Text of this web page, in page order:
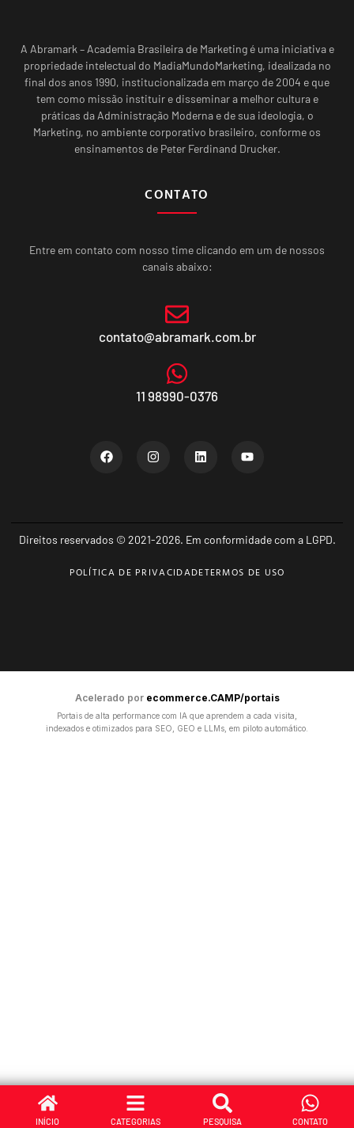
INÍCIO CATEGORIAS PESQUISA CONTATO
A Abramark – Academia Brasileira de Marketing é uma iniciativa e
propriedade intelectual do MadiaMundoMarketing, idealizada no
final dos anos 1990, institucionalizada em março de 2004 e que
tem como missão instituir e disseminar a melhor cultura e
práticas da Administração Moderna e de sua ideologia, o
Marketing, no ambiente corporativo brasileiro, conforme os
ensinamentos de Peter Ferdinand Drucker.
CONTATO
Entre em contato com nosso time clicando em um de nossos
canais abaixo:
contato@abramark.com.br
11 98990-0376
Direitos reservados © 2021-2026. Em conformidade com a LGPD.
POLÍTICA DE PRIVACIDADETERMOS DE USO
Acelerado por ecommerce.CAMP/portais
Portais de alta performance com IA que aprendem a cada visita,
indexados e otimizados para SEO, GEO e LLMs, em piloto automático.